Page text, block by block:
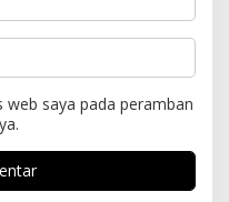
saya pada peramban